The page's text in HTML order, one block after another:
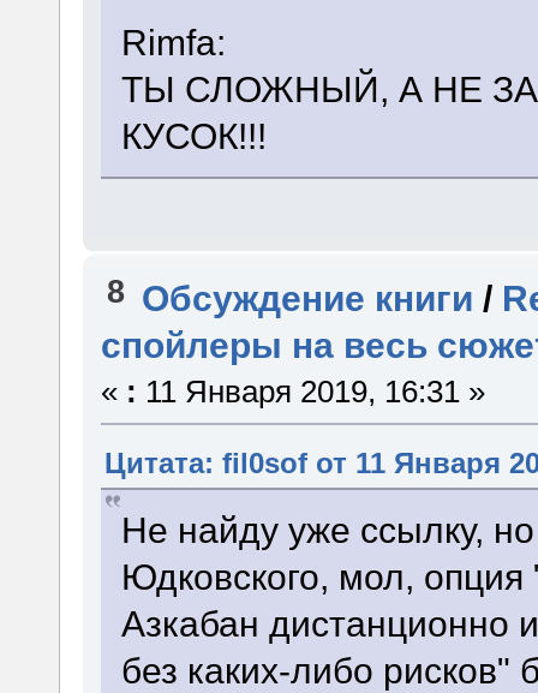
Rimfa:
ТЫ СЛОЖНЫЙ, А НЕ
КУСОК!!!
8 Обсуждение книги /
спойлеры на весь
« : 11 Января 2019, 16:31 »
Цитата: fil0sof от 11 Января
Не найду уже ссылку,
Юдковского, мол, опция
Азкабан дистанционно
без каких-либо